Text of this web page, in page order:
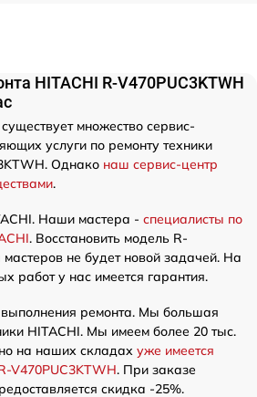
HITACHI R-V470PUC3KTWH
множество сервис-
услуги по ремонту техники
Однако наш сервис-центр
.
Наши мастера - специалисты по
. Восстановить модель R-
не будет новой задачей. На
работ у нас имеется гарантия.
ремонта. Мы большая
HITACHI. Мы имеем более 20 тыс.
на наших складах уже имеется
V470PUC3KTWH. При заказе
скидка -25%.